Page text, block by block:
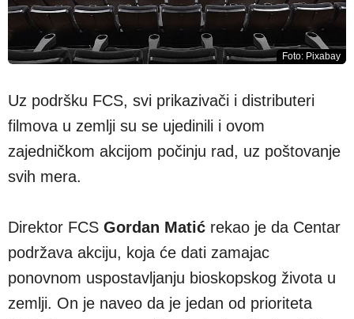
Foto: Pixabay
Uz podršku FCS, svi prikazivači i distributeri
filmova u zemlji su se ujedinili i ovom
zajedničkom akcijom počinju rad, uz poštovanje
svih mera.
Direktor FCS Gordan Matić rekao je da Centar
podržava akciju, koja će dati zamajac
ponovnom uspostavljanju bioskopskog života u
zemlji. On je naveo da je jedan od prioriteta